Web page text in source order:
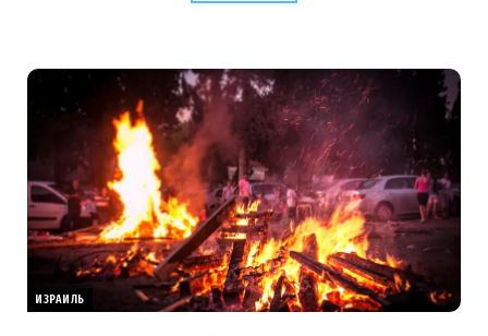
ИЗРАИЛЬ